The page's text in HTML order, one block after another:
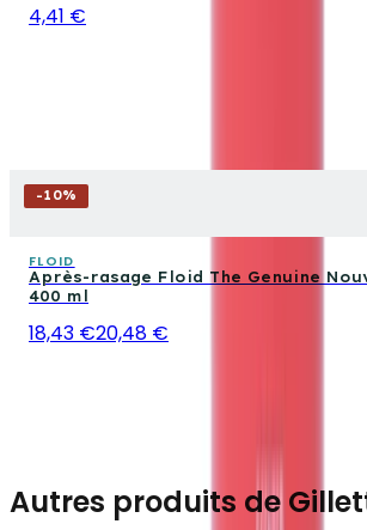
4,41 €
-10%
FLOID
Après-rasage Floid The Genuine
400 ml
18,43 €20,48 €
Autres produits de